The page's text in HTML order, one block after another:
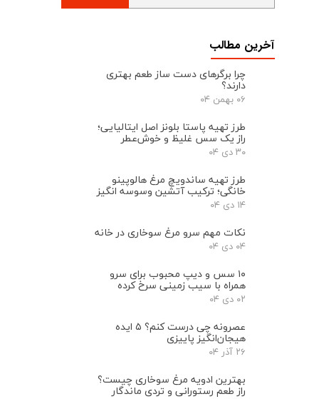
آخرین مطالب
چرا برگرهای دست ‌ساز طعم بهتری
دارند؟
۰۶ بهمن ۰۴
طرز تهیه پاستا بلونز اصل ایتالیایی؛
راز یک سس غلیظ و خوش‌عطر
۳۰ دی ۰۴
طرز تهیه ساندویچ مرغ هالوپینو
خانگی؛ ترکیب آتشین وسوسه انگیز
۱۴ دی ۰۴
نکات مهم سرو مرغ سوخاری در خانه
۰۴ دی ۰۴
۱۰ سس و دیپ محبوب برای سرو
همراه با سیب‌ زمینی سرخ ‌کرده
۰۲ دی ۰۴
عصرونه چی درست کنم؟ ۵ ایده
هیجان‌انگیز پاییزی
۲۶ آذر ۰۴
بهترین ادویه مرغ سوخاری چیست؟
راز طعم رستورانی و تردی ماندگار